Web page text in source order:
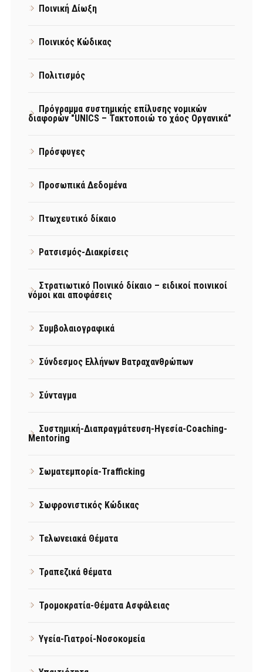
Ποινική Δίωξη
Ποινικός Κώδικας
Πολιτισμός
Πρόγραμμα συστημικής επίλυσης νομικών
διαφορών "UNICS – Τακτοποιώ το χάος Οργανικά"
Πρόσφυγες
Προσωπικά Δεδομένα
Πτωχευτικό δίκαιο
Ρατσισμός-Διακρίσεις
Στρατιωτικό Ποινικό δίκαιο – ειδικοί ποινικοί
νόμοι και αποφάσεις
Συμβολαιογραφικά
Σύνδεσμος Ελλήνων Βατραχανθρώπων
Σύνταγμα
Συστημική-Διαπραγμάτευση-Ηγεσία-Coaching-
Mentoring
Σωματεμπορία-Trafficking
Σωφρονιστικός Κώδικας
Τελωνειακά Θέματα
Τραπεζικά θέματα
Τρομοκρατία-Θέματα Ασφάλειας
Υγεία-Γιατροί-Νοσοκομεία